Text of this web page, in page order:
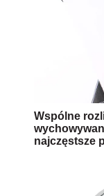
Wspólne
najczęstsze